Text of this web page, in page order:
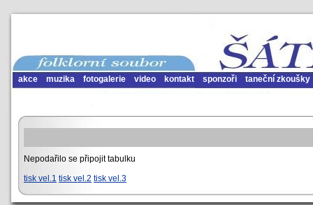
akce muzika fotogalerie video kontakt sponzoři taneční zkoušky
Nepodařilo se připojit tabulku
tisk vel.1 tisk vel.2 tisk vel.3